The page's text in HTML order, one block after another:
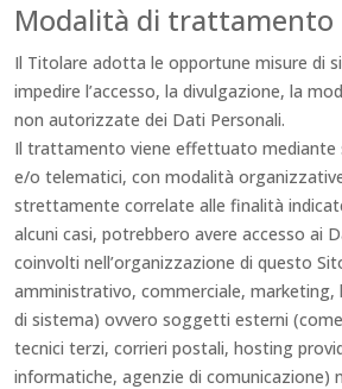
Modalità di trattamento
Il Titolare adotta le opportune misure di
impedire l’accesso, la divulgazione, la
non autorizzate dei Dati Personali.
Il trattamento viene effettuato mediante
e/o telematici, con modalità
strettamente correlate alle finalità
alcuni casi, potrebbero avere accesso ai
coinvolti nell’organizzazione di questo
amministrativo, commerciale,
di sistema) ovvero soggetti esterni
tecnici terzi, corrieri postali, hosting
informatiche, agenzie di comunicazione)